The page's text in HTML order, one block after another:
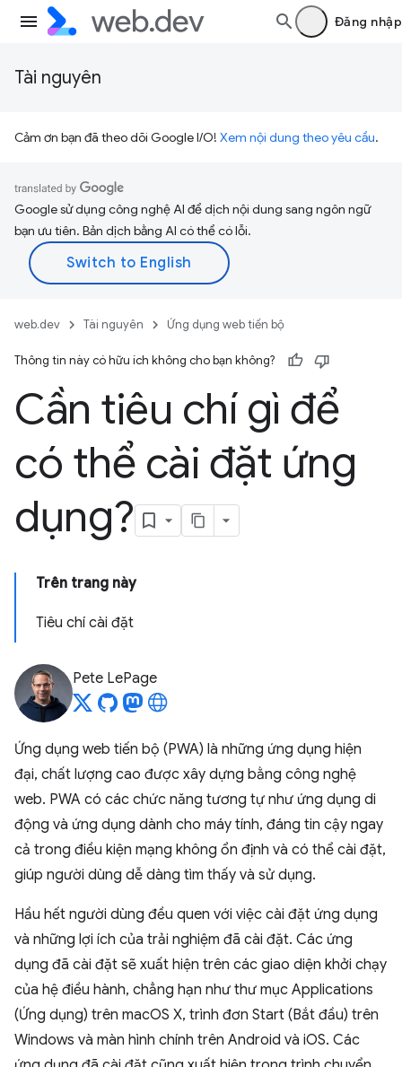
Đăng nhập
Tài nguyên
Cảm ơn bạn đã theo dõi Google I/O! Xem nội dung theo yêu cầu.
Google sử dụng công nghệ AI để dịch nội dung sang ngôn ngữ
bạn ưu tiên. Bản dịch bằng AI có thể có lỗi.
web.dev Tài nguyên Ứng dụng web tiến bộ
Thông tin này có hữu ích không cho bạn không?
Cần tiêu chí gì để
có thể cài đặt ứng
dụng?
Trên trang này
Tiêu chí cài đặt
Pete LePage
Ứng dụng web tiến bộ (PWA) là những ứng dụng hiện
đại, chất lượng cao được xây dựng bằng công nghệ
web. PWA có các chức năng tương tự như ứng dụng di
động và ứng dụng dành cho máy tính, đáng tin cậy ngay
cả trong điều kiện mạng không ổn định và có thể cài đặt,
giúp người dùng dễ dàng tìm thấy và sử dụng.
Hầu hết người dùng đều quen với việc cài đặt ứng dụng
và những lợi ích của trải nghiệm đã cài đặt. Các ứng
dụng đã cài đặt sẽ xuất hiện trên các giao diện khởi chạy
của hệ điều hành, chẳng hạn như thư mục Applications
(Ứng dụng) trên macOS X, trình đơn Start (Bắt đầu) trên
Windows và màn hình chính trên Android và iOS. Các